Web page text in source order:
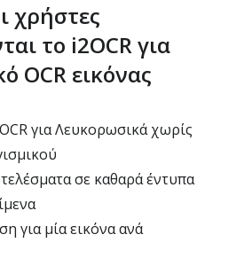
χρήστες
το i2OCR για
OCR εικόνας
για Λευκορωσικά χωρίς
σε καθαρά έντυπα
για μία εικόνα ανά